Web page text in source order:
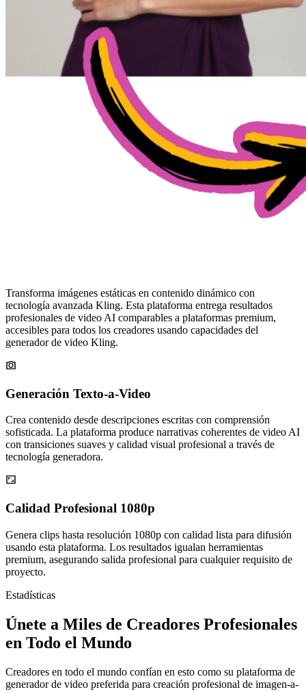
Control Profesional de Cámara
A diferencia de herramientas básicas, Kling AI ofrece movimientos
cinematográficos de cámara con paneo, zoom, órbita, dolly y
seguimiento. Crea contenido de calidad de difusión con control
sofisticado de movimiento usando tecnología avanzada.
Múltiples Modelos Especializados
Accede a Kling 2.5, Veo 3, Haiper, LumaLabs, Kaiber, Dreamina y
más modelos. La plataforma combina poderosas características de
generador de video de servicios líderes en una interfaz unificada.
Transforma imágenes estáticas en contenido dinámico con
tecnología avanzada Kling. Esta plataforma entrega resultados
profesionales de video AI comparables a plataformas premium,
accesibles para todos los creadores usando capacidades del
generador de video Kling.
Generación Texto-a-Video
Crea contenido desde descripciones escritas con comprensión
sofisticada. La plataforma produce narrativas coherentes de video AI
con transiciones suaves y calidad visual profesional a través de
tecnología generadora.
Calidad Profesional 1080p
Genera clips hasta resolución 1080p con calidad lista para difusión
usando esta plataforma. Los resultados igualan herramientas
premium, asegurando salida profesional para cualquier requisito de
proyecto.
Estadísticas
Únete a Miles de Creadores Profesionales
en Todo el Mundo
Creadores en todo el mundo confían en esto como su plataforma de
generador de video preferida para creación profesional de imagen-a-